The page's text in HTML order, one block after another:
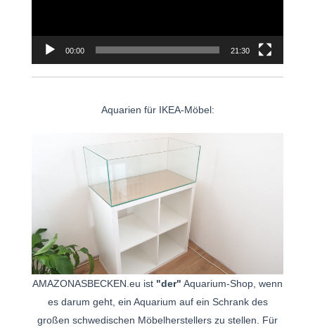
00:00 21:30
Aquarien für IKEA-Möbel:
AMAZONASBECKEN.eu ist "der" Aquarium-Shop, wenn
es darum geht, ein Aquarium auf ein Schrank des
großen schwedischen Möbelherstellers zu stellen. Für